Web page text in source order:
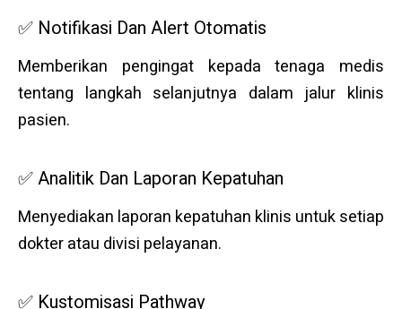
✅ Notifikasi Dan Alert Otomatis
Memberikan pengingat kepada tenaga medis
tentang langkah selanjutnya dalam jalur klinis
pasien.
✅ Analitik Dan Laporan Kepatuhan
Menyediakan laporan kepatuhan klinis untuk setiap
dokter atau divisi pelayanan.
✅ Kustomisasi Pathway